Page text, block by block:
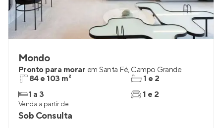
Mondo
Pronto para morar em Santa Fé, Campo Grande
84 e 103 m²
1 a 3
1 e 2
1 e 2
Venda a partir de
Sob Consulta